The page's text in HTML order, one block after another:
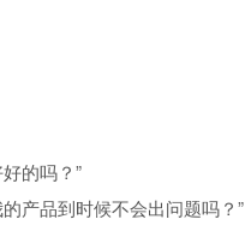
的吗？”
产品到时候不会出问题吗？”